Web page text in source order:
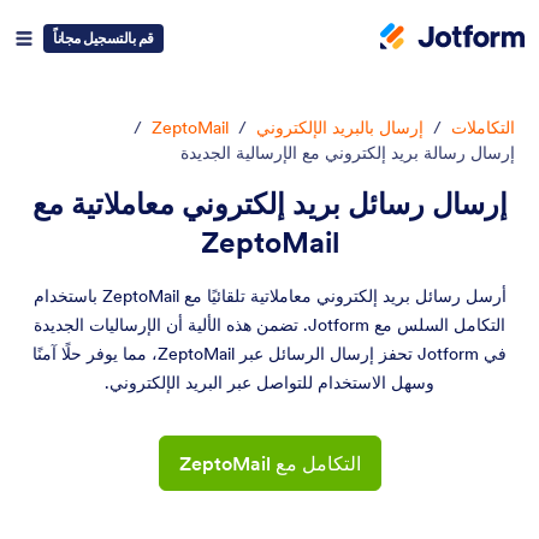
قم بالتسجيل مجاناً
التكاملات / إرسال بالبريد الإلكتروني /
ZeptoMail
/
إرسال رسالة بريد إلكتروني مع الإرسالية الجديدة
إرسال رسائل بريد إلكتروني معاملاتية مع
ZeptoMail
أرسل رسائل بريد إلكتروني معاملاتية تلقائيًا مع ZeptoMail باستخدام
التكامل السلس مع Jotform. تضمن هذه الألية أن الإرساليات الجديدة
في Jotform تحفز إرسال الرسائل عبر ZeptoMail، مما يوفر حلًا آمنًا
وسهل الاستخدام للتواصل عبر البريد الإلكتروني.
التكامل مع ZeptoMail